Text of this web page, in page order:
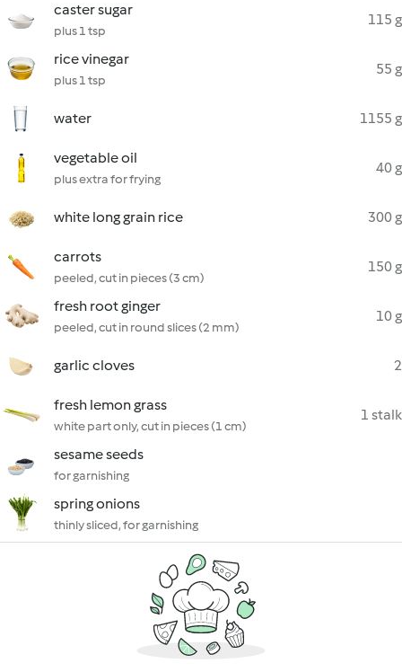
caster sugar
plus 1 tsp
115 g
rice vinegar
plus 1 tsp
55 g
water 1155 g
vegetable oil
plus extra for frying
40 g
white long grain rice 300 g
carrots
peeled, cut in pieces (3 cm)
150 g
fresh root ginger
peeled, cut in round slices (2 mm)
10 g
garlic cloves 2
fresh lemon grass
white part only, cut in pieces (1 cm)
1 stalk
sesame seeds
for garnishing
spring onions
thinly sliced, for garnishing